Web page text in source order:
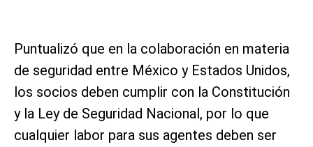
Puntualizó que en la colaboración en materia
de seguridad entre México y Estados Unidos,
los socios deben cumplir con la Constitución
y la Ley de Seguridad Nacional, por lo que
cualquier labor para sus agentes deben ser